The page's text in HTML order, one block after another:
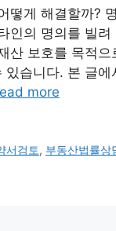
떻게 해결할까?
인의 명의를 빌
산 보호를 목적
습니다. 본 글
more
서검토, 부동산법률상